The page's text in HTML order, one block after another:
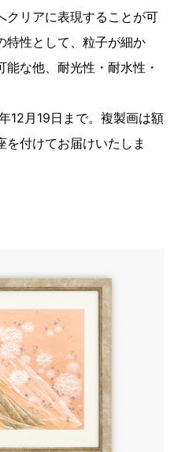
クリアに表現することが可
特性として、粒子が細か
な他、耐光性・耐水性・
12月19日まで。複製画は額
付けてお届けいたしま